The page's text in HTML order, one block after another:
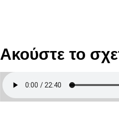
Ακούστε το